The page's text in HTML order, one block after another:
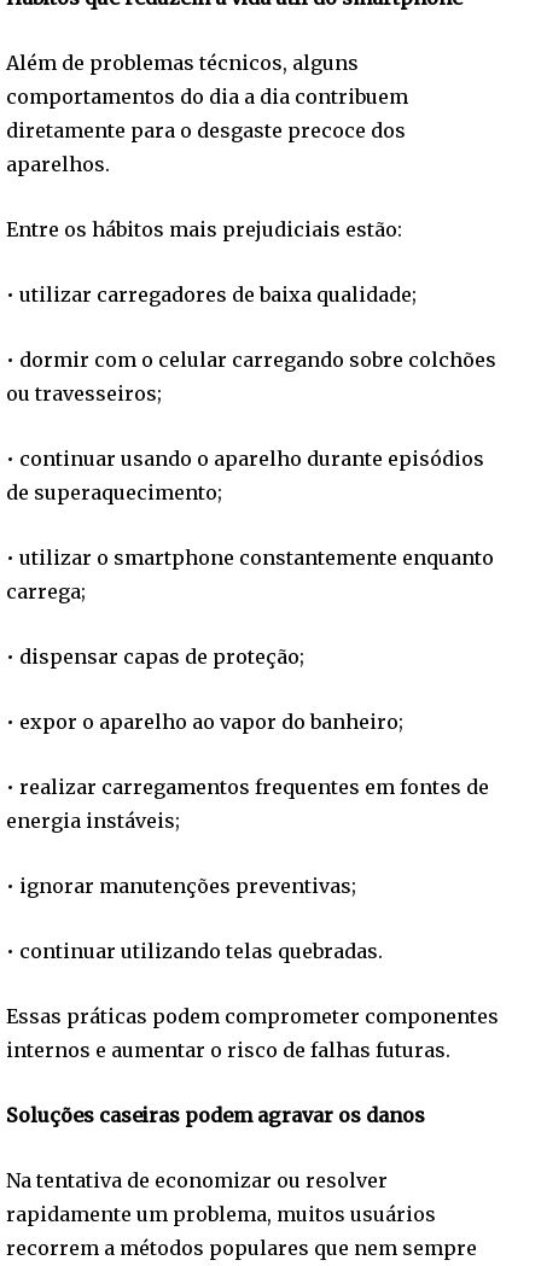
Além de problemas técnicos, alguns
comportamentos do dia a dia contribuem
diretamente para o desgaste precoce dos
aparelhos.
Entre os hábitos mais prejudiciais estão:
• utilizar carregadores de baixa qualidade;
• dormir com o celular carregando sobre colchões
ou travesseiros;
• continuar usando o aparelho durante episódios
de superaquecimento;
• utilizar o smartphone constantemente enquanto
carrega;
• dispensar capas de proteção;
• expor o aparelho ao vapor do banheiro;
• realizar carregamentos frequentes em fontes de
energia instáveis;
• ignorar manutenções preventivas;
• continuar utilizando telas quebradas.
Essas práticas podem comprometer componentes
internos e aumentar o risco de falhas futuras.
Soluções caseiras podem agravar os danos
Na tentativa de economizar ou resolver
rapidamente um problema, muitos usuários
recorrem a métodos populares que nem sempre